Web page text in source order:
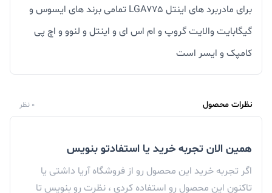
برای مادربرد های اینتل LGA775 تمامی برند های ایسوس و
گیگابایت والایت گروپ و ام اس ای و اینتل و لنوو و اچ پی
کامپک و ایسر است
نظرات محصول 0 نظر
همین الان تجربه خرید یا استفادتو بنویس
اگر تجربه خرید این محصول رو از فروشگاه آریا داشتی یا
تاکنون این محصول رو استفاده کردی ، نظرت رو بنویس تا